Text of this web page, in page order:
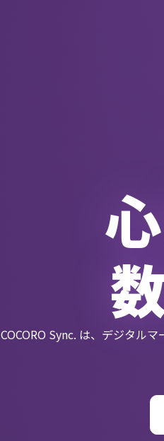
COCORO Sync. は、デジタル